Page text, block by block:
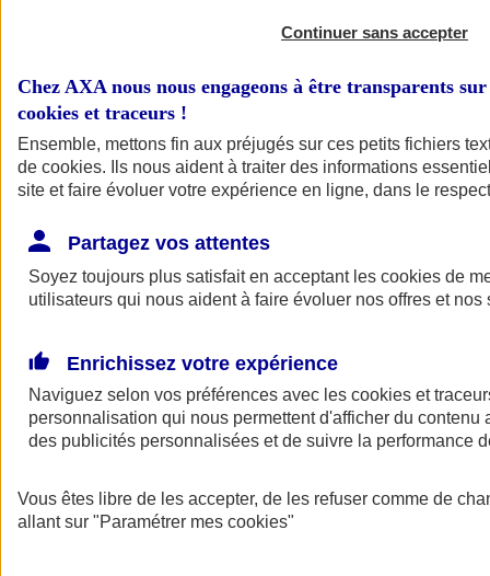
AXA Assurance
Continuer sans accepter
Chez AXA nous nous engageons à être transparents
cookies et traceurs !
Ensemble, mettons fin aux préjugés sur ces petits fichiers
de cookies. Ils nous aident à traiter des informations
site et faire évoluer votre expérience en ligne, dans le
Partagez vos attentes
Soyez toujours plus satisfait en acceptant les cookies de
utilisateurs qui nous aident à faire évoluer nos offres et nos
Enrichissez votre expérience
Naviguez selon vos préférences avec les cookies et
personnalisation qui nous permettent d'afficher du contenu
des publicités personnalisées et de suivre la performance
Vous êtes libre de les accepter, de les refuser comme de
allant sur "Paramétrer mes cookies"